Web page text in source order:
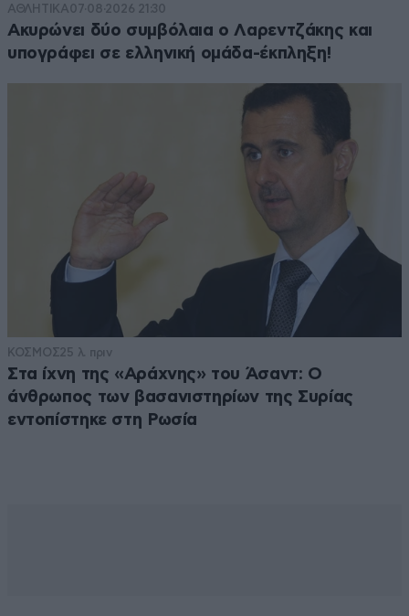
ΑΘΛΗΤΙΚΑ07·08·2026 21:30
Ακυρώνει δύο συμβόλαια ο Λαρεντζάκης και
υπογράφει σε ελληνική ομάδα-έκπληξη!
ΚΟΣΜΟΣ25 λ. πριν
Στα ίχνη της «Αράχνης» του Άσαντ: Ο
άνθρωπος των βασανιστηρίων της Συρίας
εντοπίστηκε στη Ρωσία